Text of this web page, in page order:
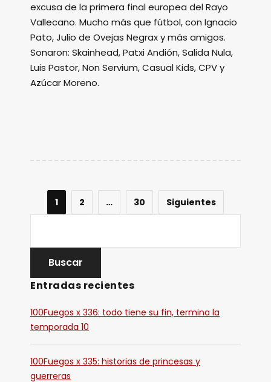
excusa de la primera final europea del Rayo
Vallecano. Mucho más que fútbol, con Ignacio
Pato, Julio de Ovejas Negrax y más amigos.
Sonaron: Skainhead, Patxi Andión, Salida Nula,
Luis Pastor, Non Servium, Casual Kids, CPV y
Azúcar Moreno.
1 2 … 30 Siguientes
Entradas recientes
100Fuegos x 336: todo tiene su fin, termina la
temporada 10
100Fuegos x 335: historias de princesas y
guerreras